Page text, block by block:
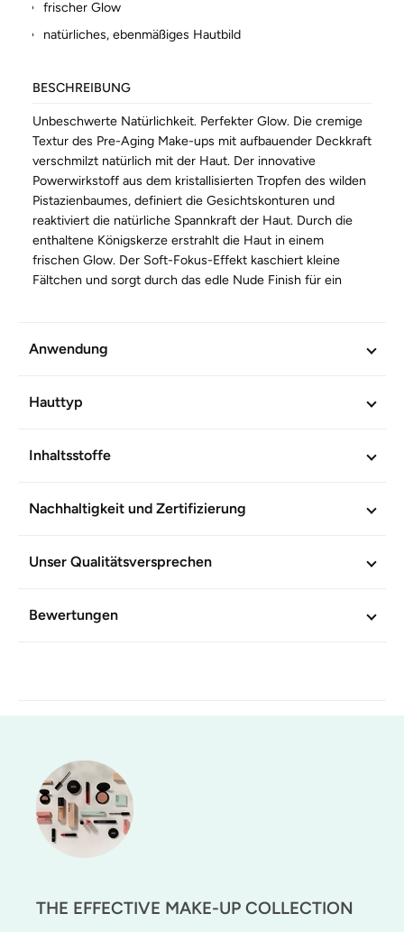
frischer Glow
natürliches, ebenmäßiges Hautbild
BESCHREIBUNG
Unbeschwerte Natürlichkeit. Perfekter Glow. Die cremige
Textur des Pre-Aging Make-ups mit aufbauender Deckkraft
verschmilzt natürlich mit der Haut. Der innovative
Powerwirkstoff aus dem kristallisierten Tropfen des wilden
Pistazienbaumes, definiert die Gesichtskonturen und
reaktiviert die natürliche Spannkraft der Haut. Durch die
enthaltene Königskerze erstrahlt die Haut in einem
frischen Glow. Der Soft-Fokus-Effekt kaschiert kleine
Fältchen und sorgt durch das edle Nude Finish für ein
Mikroplastik. Zertifiziert freundlich zum Hautmikrobiom.
WEITERE INFORMATIONEN
Anwendung
Hauttyp
Inhaltsstoffe
Nachhaltigkeit und Zertifizierung
Unser Qualitätsversprechen
Bewertungen
THE EFFECTIVE MAKE-UP COLLECTION